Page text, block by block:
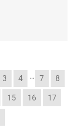
3 4 … 7 8
15 16 17